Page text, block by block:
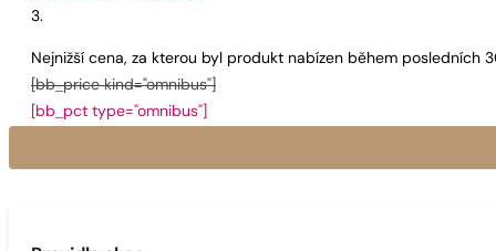
Nejnižší cena, za kterou byl produkt nabízen během posledních
[bb_price kind="omnibus"]
[bb_pct type="omnibus"]